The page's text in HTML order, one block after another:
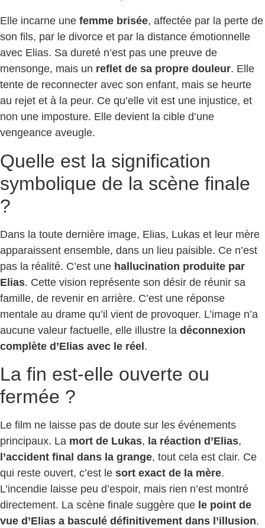
Elle incarne une femme brisée, affectée par la perte de
son fils, par le divorce et par la distance émotionnelle
avec Elias. Sa dureté n’est pas une preuve de
mensonge, mais un reflet de sa propre douleur. Elle
tente de reconnecter avec son enfant, mais se heurte
au rejet et à la peur. Ce qu’elle vit est une injustice, et
non une imposture. Elle devient la cible d’une
vengeance aveugle.
Quelle est la signification
symbolique de la scène finale
?
Dans la toute dernière image, Elias, Lukas et leur mère
apparaissent ensemble, dans un lieu paisible. Ce n’est
pas la réalité. C’est une hallucination produite par
Elias. Cette vision représente son désir de réunir sa
famille, de revenir en arrière. C’est une réponse
mentale au drame qu’il vient de provoquer. L’image n’a
aucune valeur factuelle, elle illustre la déconnexion
complète d’Elias avec le réel.
La fin est-elle ouverte ou
fermée ?
Le film ne laisse pas de doute sur les événements
principaux. La mort de Lukas, la réaction d’Elias,
l’accident final dans la grange, tout cela est clair. Ce
qui reste ouvert, c’est le sort exact de la mère.
L’incendie laisse peu d’espoir, mais rien n’est montré
directement. La scène finale suggère que le point de
vue d’Elias a basculé définitivement dans l’illusion.